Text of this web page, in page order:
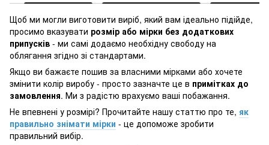
Щоб ми могли виготовити виріб, який вам ідеально підійде,
просимо вказувати розмір або мірки без додаткових
припусків - ми самі додаємо необхідну свободу на
облягання згідно зі стандартами.
Якщо ви бажаєте пошив за власними мірками або хочете
змінити колір виробу - просто зазначте це в примітках до
замовлення. Ми з радістю врахуємо ваші побажання.
Не впевнені у розмірі? Прочитайте нашу статтю про те, як
правильно знімати мірки - це допоможе зробити
правильний вибір.